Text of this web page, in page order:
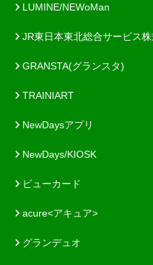
LUMINE/NEWoMan
JR東日本東北総合サービス株
GRANSTA(グランスタ)
TRAINIART
NewDaysアプリ
NewDays/KIOSK
ビューカード
acure<アキュア>
グランデュオ